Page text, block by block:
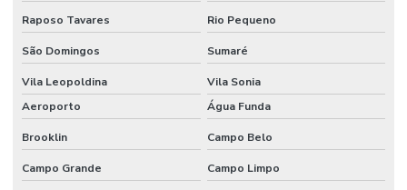
Serviços de loteamento
Serviços de recapeamento asfaltico
Serviços de terraplanagem
Serviços de terraplenagem
Sinalização horizontal e vertical
Raposo Tavares Rio Pequeno
São Domingos Sumaré
Vila Leopoldina
Vila Sonia
Aeroporto
Água Funda
Brooklin Campo Belo
Campo Grande Campo Limpo